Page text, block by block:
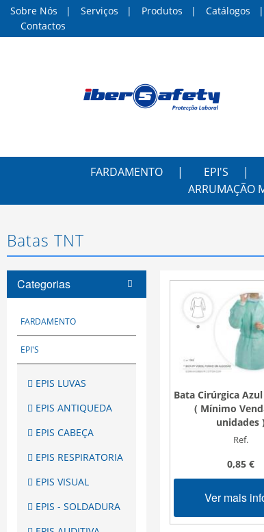
Sobre Nós Serviços Produtos Catálogos
Contactos
FARDAMENTO EPI'S
ARRUMAÇÃO
Batas TNT
Categorias
FARDAMENTO
EPI'S
EPIS LUVAS
EPIS ANTIQUEDA
EPIS CABEÇA
EPIS RESPIRATORIA
EPIS VISUAL
EPIS - SOLDADURA
Bata Cirúrgica
( Mínimo
unidades
Ref.
0,85 €
Ver mais